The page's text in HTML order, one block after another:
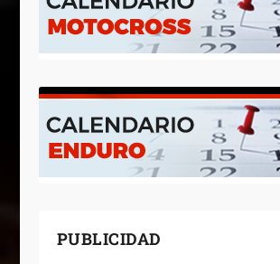
PUBLICIDAD